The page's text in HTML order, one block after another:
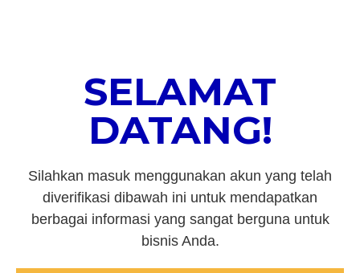
SELAMAT
DATANG!
Silahkan masuk menggunakan akun yang telah
diverifikasi dibawah ini untuk mendapatkan
berbagai informasi yang sangat berguna untuk
bisnis Anda.